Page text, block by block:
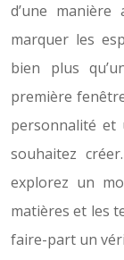
d’une
marquer les
bien plus
première
personnalité et
souhaitez
explorez un
matières et les
faire-part un